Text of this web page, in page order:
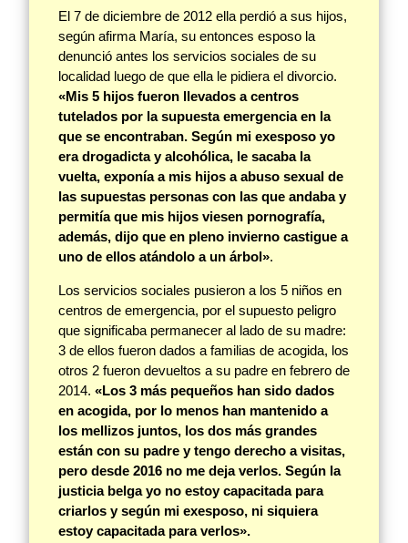
El 7 de diciembre de 2012 ella perdió a sus hijos,
según afirma María, su entonces esposo la
denunció antes los servicios sociales de su
localidad luego de que ella le pidiera el divorcio.
«Mis 5 hijos fueron llevados a centros
tutelados por la supuesta emergencia en la
que se encontraban. Según mi exesposo yo
era drogadicta y alcohólica, le sacaba la
vuelta, exponía a mis hijos a abuso sexual de
las supuestas personas con las que andaba y
permitía que mis hijos viesen pornografía,
además, dijo que en pleno invierno castigue a
uno de ellos atándolo a un árbol».
Los servicios sociales pusieron a los 5 niños en
centros de emergencia, por el supuesto peligro
que significaba permanecer al lado de su madre:
3 de ellos fueron dados a familias de acogida, los
otros 2 fueron devueltos a su padre en febrero de
2014. «Los 3 más pequeños han sido dados
en acogida, por lo menos han mantenido a
los mellizos juntos, los dos más grandes
están con su padre y tengo derecho a visitas,
pero desde 2016 no me deja verlos. Según la
justicia belga yo no estoy capacitada para
criarlos y según mi exesposo, ni siquiera
estoy capacitada para verlos».